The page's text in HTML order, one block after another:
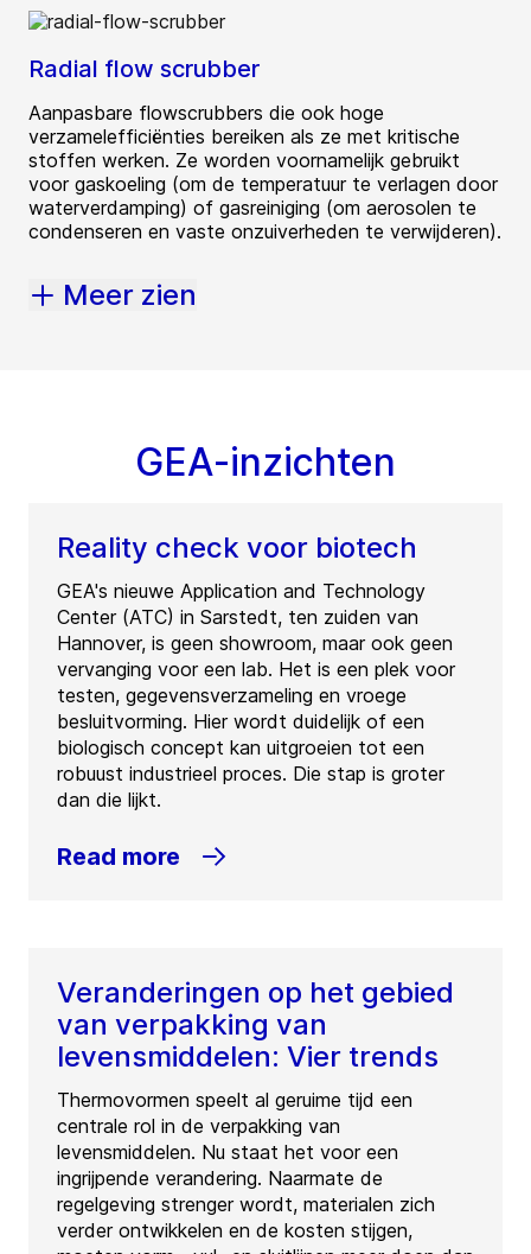
Radial flow scrubber
Aanpasbare flowscrubbers die ook hoge
verzamelefficiënties bereiken als ze met kritische
stoffen werken. Ze worden voornamelijk gebruikt
voor gaskoeling (om de temperatuur te verlagen door
waterverdamping) of gasreiniging (om aerosolen te
condenseren en vaste onzuiverheden te verwijderen).
Meer zien
GEA-inzichten
Reality check voor biotech
GEA's nieuwe Application and Technology
Center (ATC) in Sarstedt, ten zuiden van
Hannover, is geen showroom, maar ook geen
vervanging voor een lab. Het is een plek voor
testen, gegevensverzameling en vroege
besluitvorming. Hier wordt duidelijk of een
biologisch concept kan uitgroeien tot een
robuust industrieel proces. Die stap is groter
dan die lijkt.
Read more
Veranderingen op het gebied
van verpakking van
levensmiddelen: Vier trends
Thermovormen speelt al geruime tijd een
centrale rol in de verpakking van
levensmiddelen. Nu staat het voor een
ingrijpende verandering. Naarmate de
regelgeving strenger wordt, materialen zich
verder ontwikkelen en de kosten stijgen,